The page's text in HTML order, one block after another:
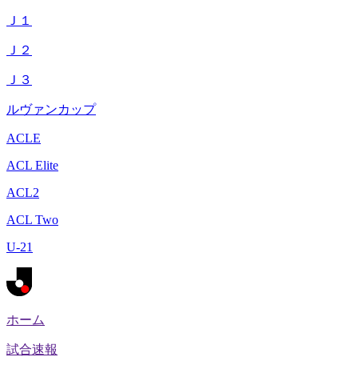
Ｊ１
Ｊ２
Ｊ３
ルヴァンカップ
ACLE
ACL Elite
ACL2
ACL Two
U-21
ホーム
試合速報